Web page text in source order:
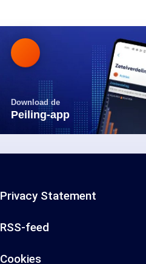
Download de
Peiling-app
Privacy Statement
RSS-feed
Cookies